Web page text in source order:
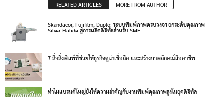
RELATED ARTICLES MORE FROM AUTHOR
Skandacor, Fujifilm, Duplo: ระบบพิมพ์ภาพครบวงจร ยกระดับคุณภาพ
Silver Halide สู่การผลิตดิจิทัลสำหรับ SME
7 สื่อสิ่งพิมพ์ที่ช่วยให้ธุรกิจดูน่าเชื่อถือ และสร้างภาพลักษณ์มืออาชีพ
ทำไมแบรนด์ใหญ่ยังให้ความสำคัญกับงานพิมพ์คุณภาพสูงในยุคดิจิทัล